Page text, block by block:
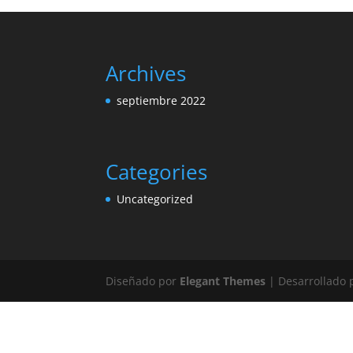
Archives
septiembre 2022
Categories
Uncategorized
Diseñado por Elegant Themes | Desarrollado